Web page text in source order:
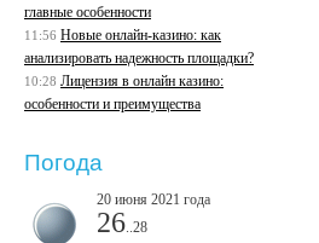
главные особенности
11:56 Новые онлайн-казино: как
анализировать надежность площадки?
10:28 Лицензия в онлайн казино:
особенности и преимущества
Погода
20 июня 2021 года
26 ..28